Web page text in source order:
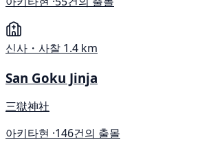
신사・사찰 1.4 km
San Goku Jinja
三獄神社
아키타현 ·146건의 출몰